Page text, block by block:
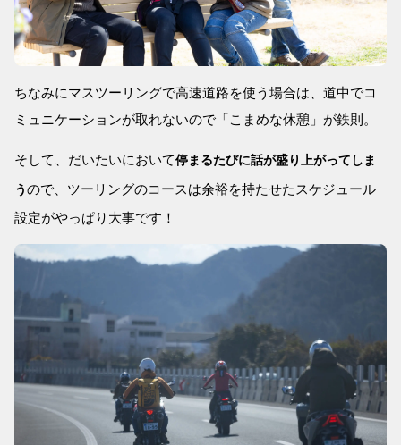
ちなみにマスツーリングで高速道路を使う場合は、道中でコ
ミュニケーションが取れないので「こまめな休憩」が鉄則。
そして、だいたいにおいて停まるたびに話が盛り上がってしま
うので、ツーリングのコースは余裕を持たせたスケジュール
設定がやっぱり大事です！